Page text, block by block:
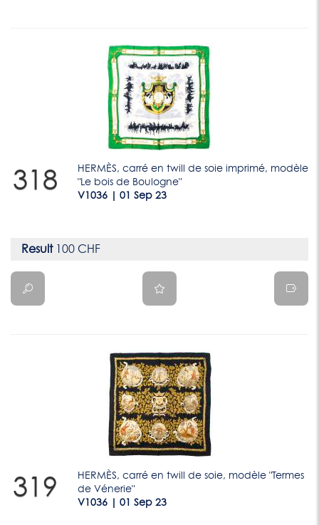
318
HERMÈS, carré en twill de soie imprimé, modèle
"Le bois de Boulogne"
V1036 | 01 Sep 23
Result100 CHF
319
HERMÈS, carré en twill de soie, modèle "Termes
de Vénerie"
V1036 | 01 Sep 23